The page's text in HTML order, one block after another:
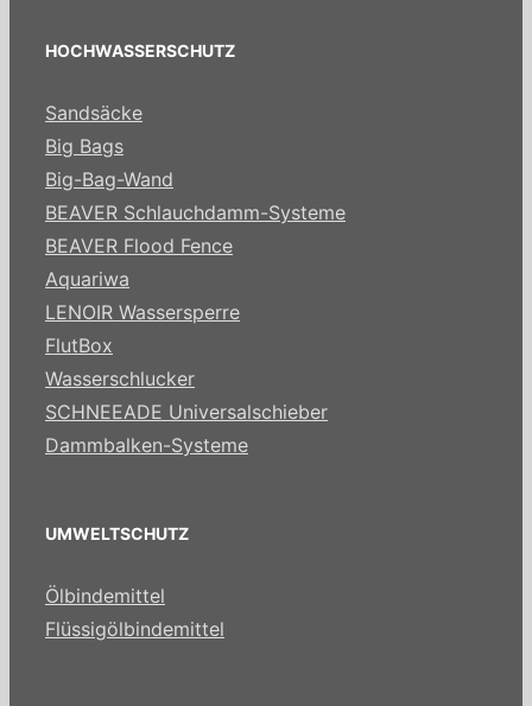
HOCHWASSERSCHUTZ
Sandsäcke
Big Bags
Big-Bag-Wand
BEAVER Schlauchdamm-Systeme
BEAVER Flood Fence
Aquariwa
LENOIR Wassersperre
FlutBox
Wasserschlucker
SCHNEEADE Universalschieber
Dammbalken-Systeme
UMWELTSCHUTZ
Ölbindemittel
Flüssigölbindemittel